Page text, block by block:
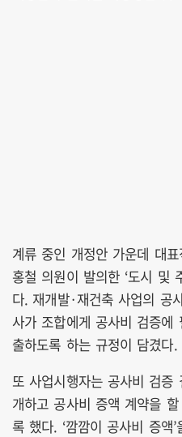
계류 중인 개정안 가운데 대
홍철 의원이 발의한 ‘도시 및
다. 재개발·재건축 사업의 공
사가 조합에게 공사비 검증에
출하도록 하는 규정이 담겼다.
또 사업시행자는 공사비 검
개하고 공사비 증액 계약을
록 했다. ‘깜깜이 공사비 증액